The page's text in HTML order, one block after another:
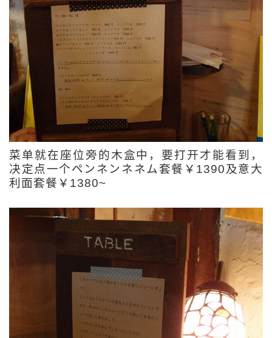
菜单就在座位旁的木盒中，要打开才能看到，
决定点一个ペンネンネネム套餐￥1390及意大
利面套餐￥1380~